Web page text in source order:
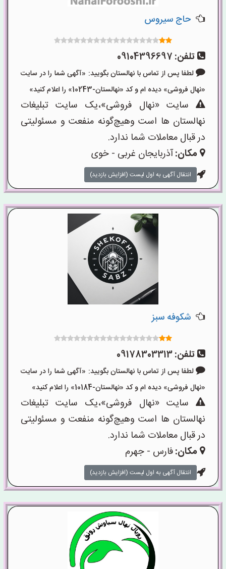
حاج سیروس
تلفن: 09104396697
لطفا پس از تماس با نهالستان بگویید: «آگهی شما را در سایت
«نهال فروشی» دیده ام و کد «نهالستان-10243» را اعلام کنید»
سایت «نهال فروشی»،یک سایت تبلیغات
نهالستان ها است وهیچ‌گونه منفعت و مسئولیتی
در قبال معاملات شما ندارد.
مکان:آذربایجان غربی - خوی
انتقال آگهی به اول لیست (افزایش بازدید)
شکوفه سبز
تلفن:09178303313
لطفا پس از تماس با نهالستان بگویید: «آگهی شما را در سایت
«نهال فروشی» دیده ام و کد «نهالستان-10184» را اعلام کنید»
سایت «نهال فروشی»،یک سایت تبلیغات
نهالستان ها است وهیچ‌گونه منفعت و مسئولیتی
در قبال معاملات شما ندارد.
مکان:فارس - جهرم
انتقال آگهی به اول لیست (افزایش بازدید)